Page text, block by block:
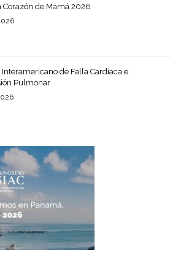
Corazón de Mamá 2026
Interamericano de Falla Cardíaca e
Pulmonar